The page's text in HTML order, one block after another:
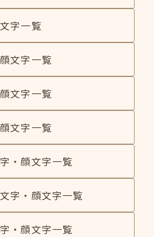
字一覧
文字一覧
文字一覧
文字一覧
・顔文字一覧
字・顔文字一覧
・顔文字一覧